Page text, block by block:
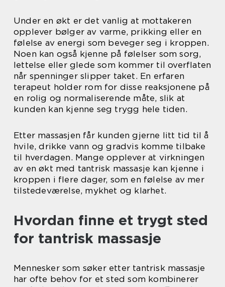
Under en økt er det vanlig at mottakeren
opplever bølger av varme, prikking eller en
følelse av energi som beveger seg i kroppen.
Noen kan også kjenne på følelser som sorg,
lettelse eller glede som kommer til overflaten
når spenninger slipper taket. En erfaren
terapeut holder rom for disse reaksjonene på
en rolig og normaliserende måte, slik at
kunden kan kjenne seg trygg hele tiden.
Etter massasjen får kunden gjerne litt tid til å
hvile, drikke vann og gradvis komme tilbake
til hverdagen. Mange opplever at virkningen
av en økt med tantrisk massasje kan kjenne i
kroppen i flere dager, som en følelse av mer
tilstedeværelse, mykhet og klarhet.
Hvordan finne et trygt sted
for tantrisk massasje
Mennesker som søker etter tantrisk massasje
har ofte behov for et sted som kombinerer